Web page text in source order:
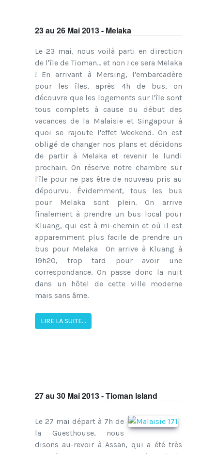
23 au 26 Mai 2013 - Melaka
Le 23 mai, nous voilà parti en direction
de l'île de Tioman... et non ! ce sera Melaka
! En arrivant à Mersing, l'embarcadère
pour les îles, après 4h de bus, on
découvre que les logements sur l'île sont
tous complets à cause du début des
vacances de la Malaisie et Singapour à
quoi se rajoute l'effet Weekend. On est
obligé de changer nos plans et décidons
de partir à Melaka et revenir le lundi
prochain. On réserve notre chambre sur
l'île pour ne pas être de nouveau pris au
dépourvu. Évidemment, tous les bus
pour Melaka sont plein. On arrive
finalement à prendre un bus local pour
Kluang, qui est à mi-chemin et où il est
apparemment plus facile de prendre un
bus pour Melaka On arrive à Kluang à
19h20, trop tard pour avoir une
correspondance. On passe donc la nuit
dans un hôtel de cette ville moderne
mais sans âme.
LIRE LA SUITE...
27 au 30 Mai 2013 - Tioman Island
Le 27 mai départ à 7h de
la Guesthouse, nous
disons au-revoir à Assan, qui a été très